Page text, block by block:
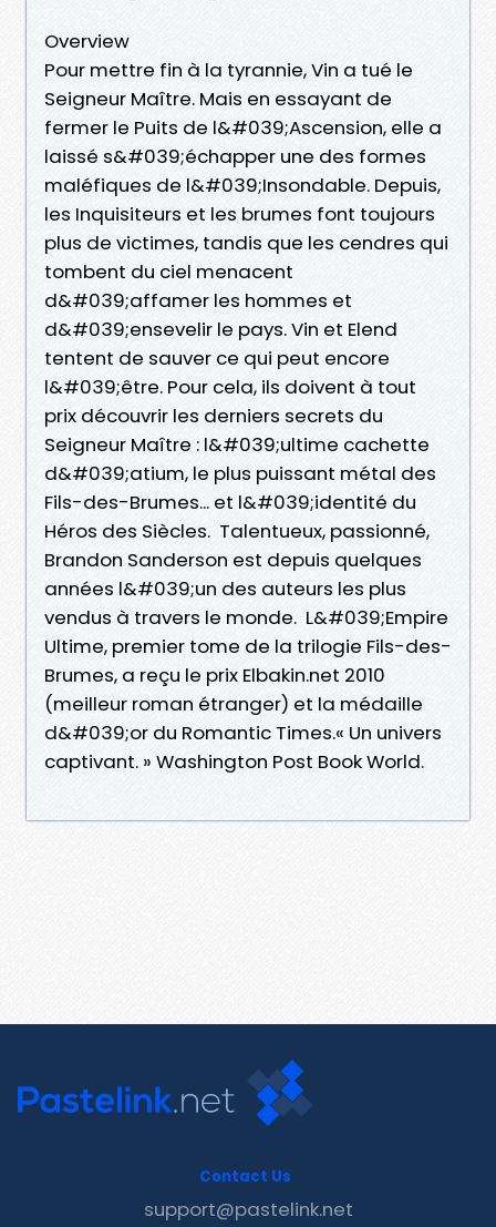
Overview
Pour mettre fin à la tyrannie, Vin a tué le
Seigneur Maître. Mais en essayant de
fermer le Puits de l&#039;Ascension, elle a
laissé s&#039;échapper une des formes
maléfiques de l&#039;Insondable. Depuis,
les Inquisiteurs et les brumes font toujours
plus de victimes, tandis que les cendres qui
tombent du ciel menacent
d&#039;affamer les hommes et
d&#039;ensevelir le pays. Vin et Elend
tentent de sauver ce qui peut encore
l&#039;être. Pour cela, ils doivent à tout
prix découvrir les derniers secrets du
Seigneur Maître : l&#039;ultime cachette
d&#039;atium, le plus puissant métal des
Fils-des-Brumes... et l&#039;identité du
Héros des Siècles. Talentueux, passionné,
Brandon Sanderson est depuis quelques
années l&#039;un des auteurs les plus
vendus à travers le monde. L&#039;Empire
Ultime, premier tome de la trilogie Fils-des-
Brumes, a reçu le prix Elbakin.net 2010
(meilleur roman étranger) et la médaille
d&#039;or du Romantic Times.« Un univers
captivant. » Washington Post Book World.
Contact Us
support@pastelink.net